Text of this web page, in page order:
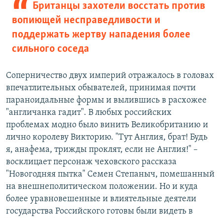
Британцы захотели восстать против
вопиющей несправедливости и
поддержать жертву нападения более
сильного соседа
Соперничество двух империй отражалось в головах
впечатлительных обывателей, принимая почти
параноидальные формы и вылившись в расхожее
"англичанка гадит". В любых российских
проблемах модно было винить Великобританию и
лично королеву Викторию. "Тут Англия, брат! Будь
я, анафема, трижды проклят, если не Англия!" –
восклицает персонаж чеховского рассказа
"Новогодняя пытка" Семен Степаныч, помешанный
на внешнеполитическом положении. Но и куда
более уравновешенные и влиятельные деятели
государства Российского готовы были видеть в